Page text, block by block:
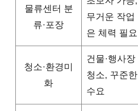
물류센터 분
류·포장
무거운 작업
은 체력 필요
청소·환경미
화
건물·행사장
청소, 꾸준한
수요